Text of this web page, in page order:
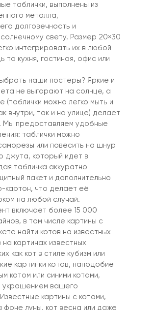
таблички, выполнены из
металла,
долговечность и
свету. Размер 20×30
интегрировать их в любой
то кухня, гостиная, офис или
наши постеры? Яркие и
не выгорают на солнце, а
(таблички можно легко мыть и
внутри, так и на улице) делает
Мы предоставляем удобные
таблички можно
или повесить на шнур
джута, который идет в
табличка аккуратно
пакет и дополнительно
картон, что делает её
на любой случай.
включает более 15 000
в том числе картины с
найти котов на известных
на картинах известных
как кот в стиле кубизм или
картинки котов, наподобие
котом или синими котами,
украшением вашего
картины с котами,
фоне луны, кот весна или даже